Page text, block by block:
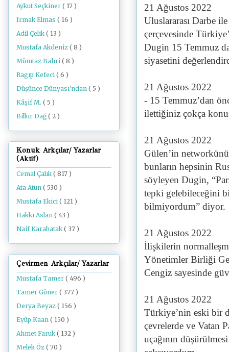
21 Ağustos 2022
Uluslararası Darbe
çerçevesinde
Dugin 15 Temmuz
siyasetini
21 Ağustos 2022
- 15 Temmuz’dan
ilettiğiniz çokça
21 Ağustos 2022
Gülen’in
bunların hepsinin
söyleyen Dugin,
tepki gelebileceğini
bilmiyordum” diyor.
21 Ağustos 2022
İlişkilerin
Yönetimler Birliği
Cengiz sayesinde
21 Ağustos 2022
Türkiye’nin eski bir
çevrelerde ve Vatan
uçağının
Aykut Seçkiner ( 17 )
Irmak Elmas ( 16 )
Adil Çelik ( 13 )
Mustafa Akdeniz ( 8 )
Mümtaz Bahri ( 8 )
Ragıp Kefeci ( 6 )
Düşünce Dünyası'ndan ( 5 )
Kâşif M. ( 5 )
Billur Dağ ( 2 )
Konuk Arkçılar/ Yazarlar
(Aktif)
Cemal Çalık( 817 )
Ata Atun ( 530 )
Mustafa Ekici ( 121 )
Hakkı Aslan ( 43 )
Naif Karabatak( 37 )
Çevirmen Arkçılar/ Yazarlar
Mustafa Tamer ( 496 )
Tamer Güner ( 377 )
Derya Beyaz ( 156 )
Eyüp Kaan ( 150 )
Ahmet Faruk ( 132 )
Melek Öz ( 70 )